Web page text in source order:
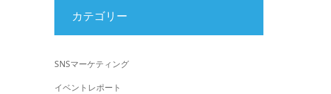
カテゴリー
SNSマーケティング
イベントレポート